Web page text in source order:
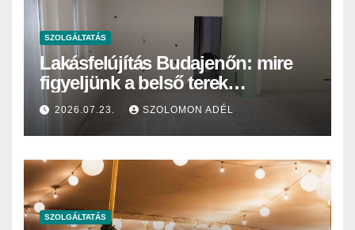
SZOLGÁLTATÁS
Lakásfelújítás Budajenőn: mire
figyeljünk a belső terek
festésekor?
2026.07.23. SZOLOMON ADÉL
SZOLGÁLTATÁS